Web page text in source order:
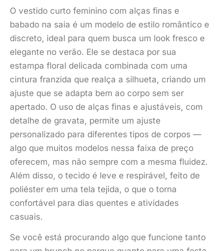
O vestido curto feminino com alças finas e
babado na saia é um modelo de estilo romântico e
discreto, ideal para quem busca um look fresco e
elegante no verão. Ele se destaca por sua
estampa floral delicada combinada com uma
cintura franzida que realça a silhueta, criando um
ajuste que se adapta bem ao corpo sem ser
apertado. O uso de alças finas e ajustáveis, com
detalhe de gravata, permite um ajuste
personalizado para diferentes tipos de corpos —
algo que muitos modelos nessa faixa de preço
oferecem, mas não sempre com a mesma fluidez.
Além disso, o tecido é leve e respirável, feito de
poliéster em uma tela tejida, o que o torna
confortável para dias quentes e atividades
casuais.
Se você está procurando algo que funcione tanto